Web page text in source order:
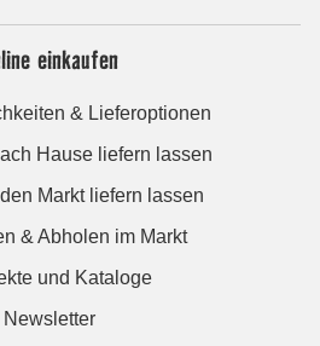
einkaufen
& Lieferoptionen
Hause liefern lassen
Markt liefern lassen
& Abholen im Markt
und Kataloge
Newsletter